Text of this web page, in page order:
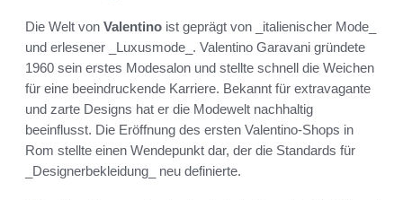
Die Welt von Valentino ist geprägt von _italienischer Mode_
und erlesener _Luxusmode_. Valentino Garavani gründete
1960 sein erstes Modesalon und stellte schnell die Weichen
für eine beeindruckende Karriere. Bekannt für extravagante
und zarte Designs hat er die Modewelt nachhaltig
beeinflusst. Die Eröffnung des ersten Valentino-Shops in
Rom stellte einen Wendepunkt dar, der die Standards für
_Designerbekleidung_ neu definierte.